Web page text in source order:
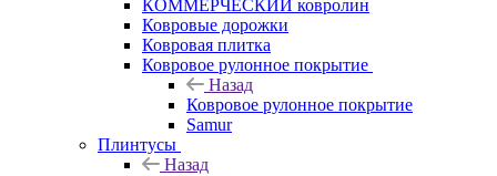
КОММЕРЧЕСКИЙ ковролин
Ковровые дорожки
Ковровая плитка
Ковровое рулонное покрытие
Назад
Ковровое рулонное покрытие
Samur
Плинтусы
Назад